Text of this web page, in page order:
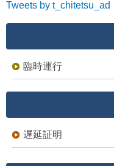
Tweets by t_chitetsu_ad
臨時運行
遅延証明